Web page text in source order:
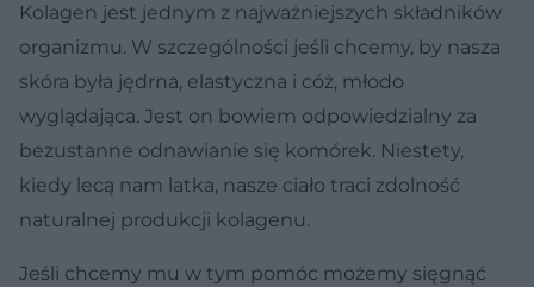
Kolagen jest jednym z najważniejszych składników
organizmu. W szczególności jeśli chcemy, by nasza
skóra była jędrna, elastyczna i cóż, młodo
wyglądająca. Jest on bowiem odpowiedzialny za
bezustanne odnawianie się komórek. Niestety,
kiedy lecą nam latka, nasze ciało traci zdolność
naturalnej produkcji kolagenu.
Jeśli chcemy mu w tym pomóc możemy sięgnąć